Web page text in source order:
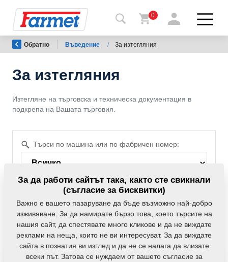
shop
Моите
мавини
изтегляния
0
Обратно Въведение / За изтегляния
За изтегляния
Изтегляне на търговска и техническа документация в
подкрепа на Вашата търговия.
Търси по машина или по фабричен номер:
Премахни филтъра
За да работи сайтът така, както сте свикнали
(съгласие за бисквитки)
Важно е вашето пазаруване да бъде възможно най-добро
изживяване. За да намирате бързо това, което търсите на
нашия сайт, да спестявате много кликове и да не виждате
реклами на неща, които не ви интересуват. За да виждате
сайта в познатия ви изглед и да не се налага да влизате
всеки път. Затова се нуждаем от вашето съгласие за